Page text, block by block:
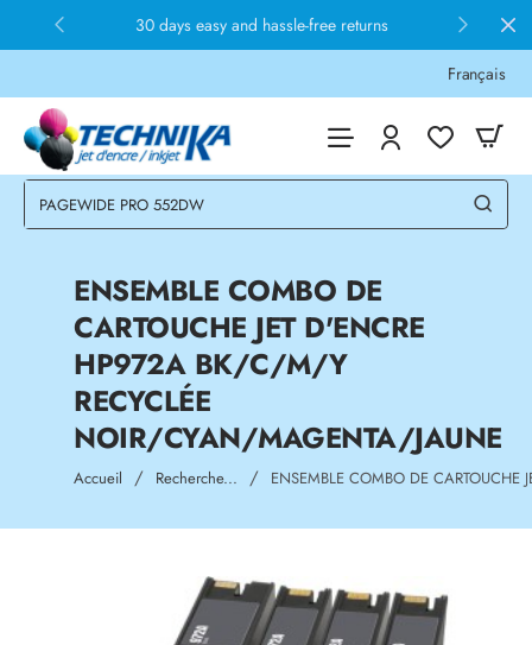
30 days easy and hassle-free returns
Français
ENSEMBLE COMBO DE
CARTOUCHE JET D'ENCRE
HP972A BK/C/M/Y
RECYCLÉE
NOIR/CYAN/MAGENTA/JAUNE
Accueil homeRecherche... ENSEMBLE COMBO DE